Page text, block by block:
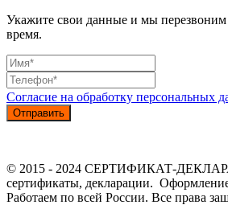
Укажите свои данные и мы
время.
Согласие на обработку персональных
Отправить
© 2015 - 2024 СЕРТИФИКАТ-
сертификаты, декларации.
Работаем по всей России. Все права